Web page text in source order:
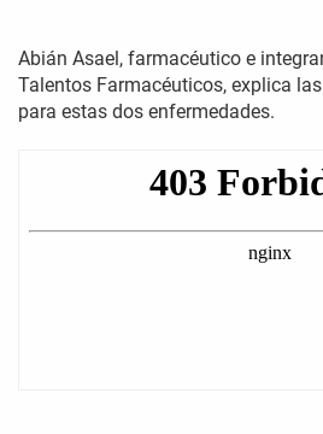
Abián Asael, farmacéutico e
Talentos Farmacéuticos, explica
para estas dos enfermedades.